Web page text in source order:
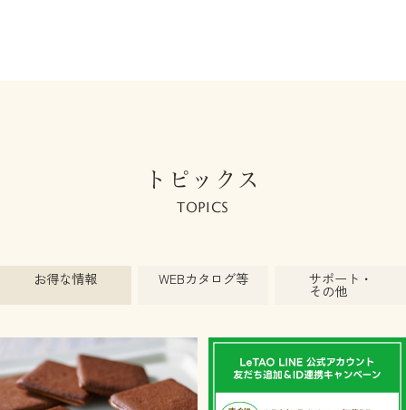
トピックス
TOPICS
お得な情報 WEBカタログ等 サポート・
その他